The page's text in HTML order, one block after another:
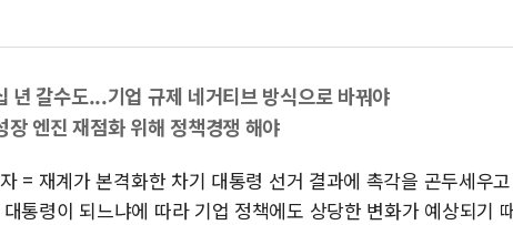
년 갈수도...기업 규제 네거티브 방식으로 바꿔야
엔진 재점화 위해 정책경쟁 해야
= 재계가 본격화한 차기 대통령 선거 결과에 촉각을 곤두세우
통령이 되느냐에 따라 기업 정책에도 상당한 변화가 예상되기